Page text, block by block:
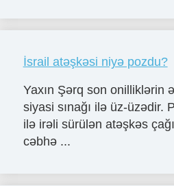
İsrail atəşkəsi niyə pozdu?
Yaxın Şərq son onilliklərin
siyasi sınağı ilə üz-üzədir.
ilə irəli sürülən atəşkəs
cəbhə ...